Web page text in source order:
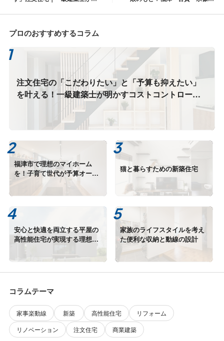
両立する設計術
れない本質的なマイホーム計画
プロのおすすめするコラム
注文住宅の「こだわりたい」と「予算も抑えたい」
を叶える！一級建築士が明かすコストコントロール
福津市で理想のマイホーム
を！子育て世代が予算オーバ
ーを防ぎ家族の未来を守る資
猫と暮らすための新築住宅
安心と快適を両立する平屋の
高性能住宅が実現する理想の
住まい
家族のライフスタイルを考え
た便利な収納と動線の設計
コラムテーマ
家事楽動線 新築 高性能住宅
リフォーム
リノベーション
注文住宅 商業建築